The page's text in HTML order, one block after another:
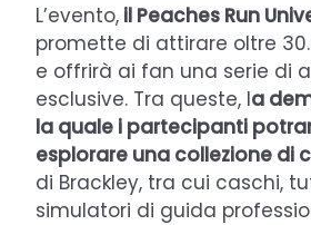
L’evento, il Peaches Run
promette di attirare oltre
e offrirà ai fan una serie di
esclusive. Tra queste, la
la quale i partecipanti
esplorare una collezione di
di Brackley, tra cui caschi,
simulatori di guida